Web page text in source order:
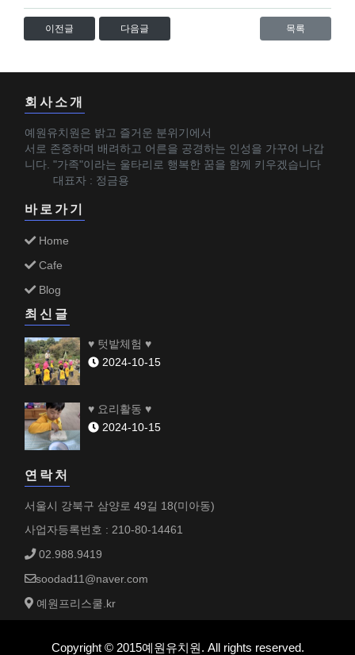
이전글 다음글 목록
회사소개
예원유치원은 밝고 즐거운 분위기에서
서로 존중하며 배려하고 어른을 공경하는 인성을 가꾸어 나갑
니다. "가족"이라는 울타리로 행복한 꿈을 함께 키우겠습니다
대표자 : 정금용
바로가기
Home
Cafe
Blog
최신글
♥ 텃밭체험 ♥
2024-10-15
♥ 요리활동 ♥
2024-10-15
연락처
서울시 강북구 삼양로 49길 18(미아동)
사업자등록번호 : 210-80-14461
02.988.9419
soodad11@naver.com
예원프리스쿨.kr
Copyright © 2015예원유치원. All rights reserved.